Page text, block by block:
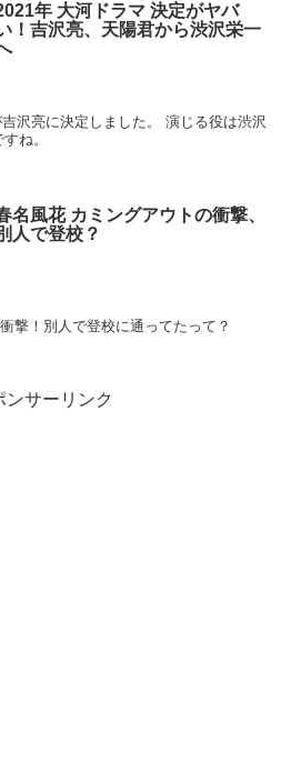
年 大河ドラマ 決定がヤバ
！吉沢亮、天陽君から渋沢栄一
沢亮に決定しました。 演じる役は渋沢
ね。
名風花 カミングアウトの衝撃、
人で登校？
撃！別人で登校に通ってたって？
ンサーリンク